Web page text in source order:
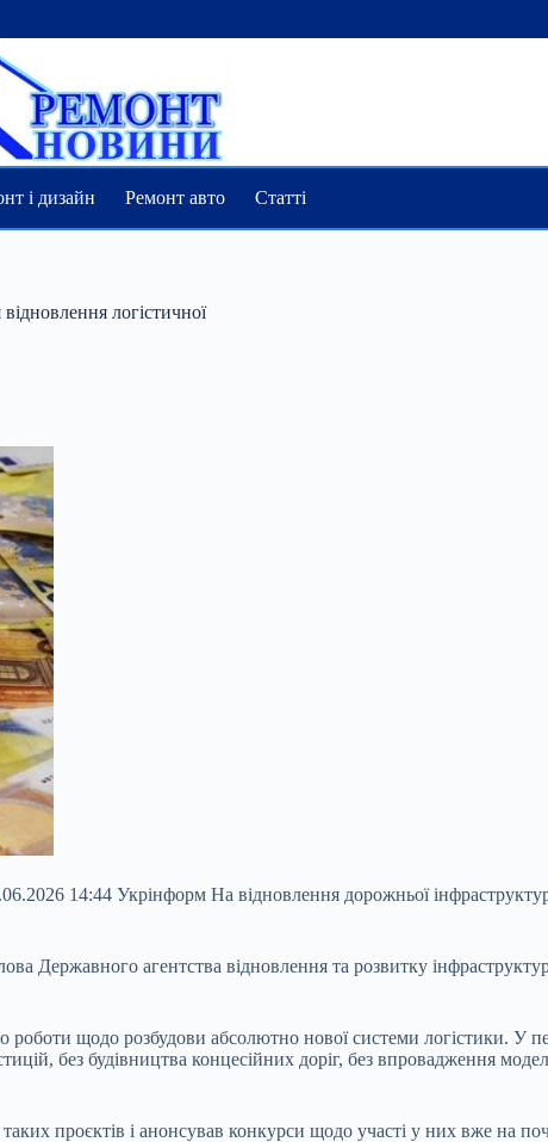
і дизайн Ремонт авто Статті
логістичної
14:44 Укрінформ На відновлення дорожньої
Державного агентства відновлення та розвитку
роботи щодо розбудови абсолютно нової системи логістики. У
без будівництва концесійних доріг, без впровадження
проєктів і анонсував конкурси щодо участі у них вже на